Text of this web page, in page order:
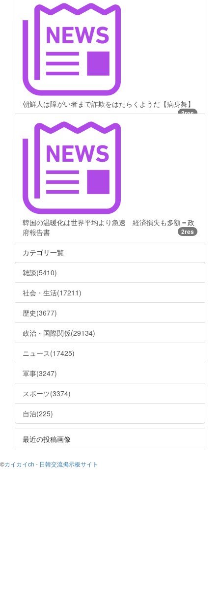
朝鮮人は障がい者まで詐欺をはたらくようだ【病身舞】
3res
韓国の温暖化は世界平均より急速 経済損失も多額＝政
府報告書
2res
カテゴリ一覧
雑談(5410)
社会・生活(17211)
歴史(3677)
政治・国際関係(29134)
ニュース(17425)
軍事(3247)
スポーツ(3374)
自治(225)
最近の投稿画像
©カイカイch - 日韓交流掲示板サイト